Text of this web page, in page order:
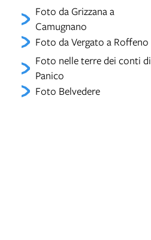
Foto da Grizzana a
Camugnano
Foto da Vergato a Roffeno
Foto nelle terre dei conti di
Panico
Foto Belvedere